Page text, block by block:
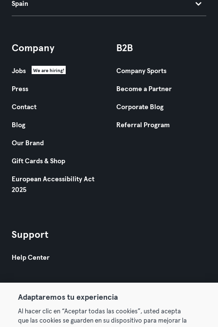
Spain
Company
Jobs We are hiring!
Press
Contact
Blog
Our Brand
Gift Cards & Shop
European Accessibility Act
2025
B2B
Company Sports
Become a Partner
Corporate Blog
Referral Program
Support
Help Center
© 2026 Urban Sports Group GmbH. All rights reserved.
Adaptaremos tu experiencia
Al hacer clic en “Aceptar todas las cookies”, usted acepta
que las cookies se guarden en su dispositivo para mejorar la